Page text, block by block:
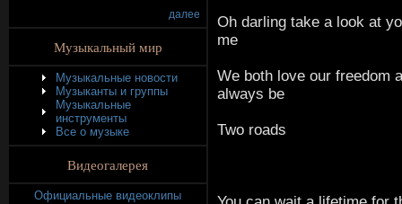
далее
Музыкальный мир
Музыкальные новости
Музыканты и группы
Музыкальные
инструменты
Все о музыке
Видеогалерея
Официальные видеоклипы
Oh darling take a look at
me
We both love our freedom
always be
Two roads